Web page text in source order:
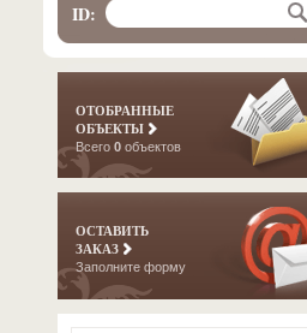
ID:
ОТОБРАННЫЕ
ОБЪЕКТЫ
Всего 0 объектов
ОСТАВИТЬ
ЗАКАЗ
Заполните форму